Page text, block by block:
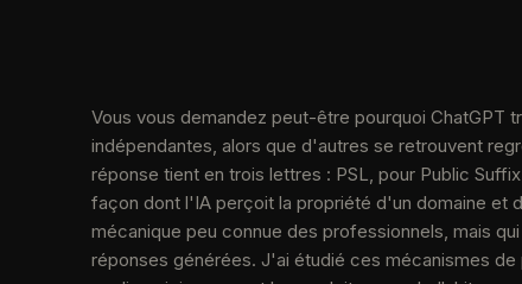
Vous vous demandez peut-être pourquoi ChatGPT
indépendantes, alors que d'autres se retrouvent
réponse tient en trois lettres : PSL, pour Public
façon dont l'IA perçoit la propriété d'un domaine et
mécanique peu connue des professionnels, mais
réponses générées. J'ai étudié ces mécanismes de